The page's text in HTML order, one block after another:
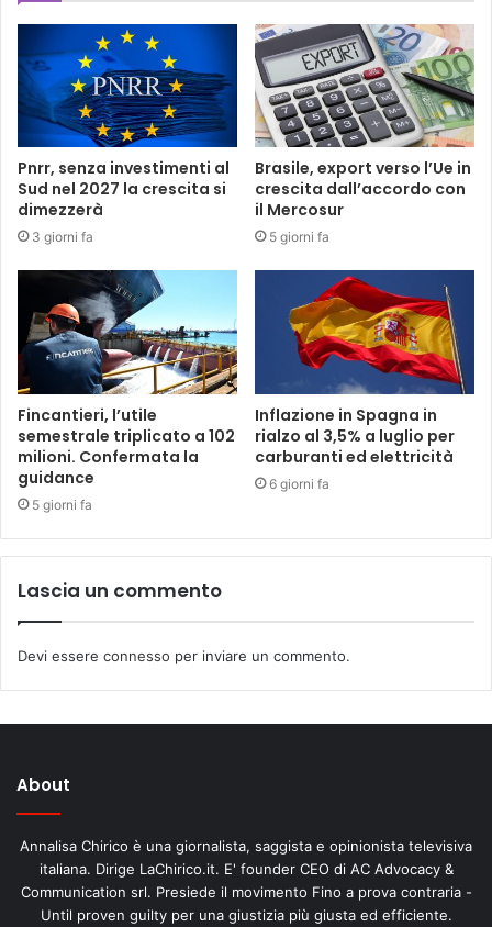
Pnrr, senza investimenti al
Sud nel 2027 la crescita si
dimezzerà
3 giorni fa
Brasile, export verso l’Ue in
crescita dall’accordo con
il Mercosur
5 giorni fa
Fincantieri, l’utile
semestrale triplicato a 102
milioni. Confermata la
guidance
5 giorni fa
Inflazione in Spagna in
rialzo al 3,5% a luglio per
carburanti ed elettricità
6 giorni fa
Lascia un commento
Devi essere connesso per inviare un commento.
About
Annalisa Chirico è una giornalista, saggista e opinionista televisiva
italiana. Dirige LaChirico.it. E' founder CEO di AC Advocacy &
Communication srl. Presiede il movimento Fino a prova contraria -
Until proven guilty per una giustizia più giusta ed efficiente.